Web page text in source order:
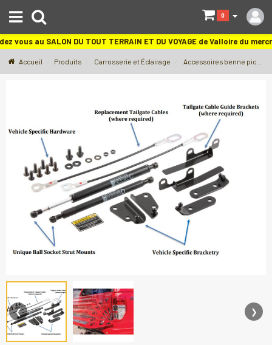
vous au SALON DU TOUT TERRAIN ET DU VOYAGE de Valloire du
0
Accueil Produits Carrosserie et Éclairage Accessoires benne pick-up
❮ ❯